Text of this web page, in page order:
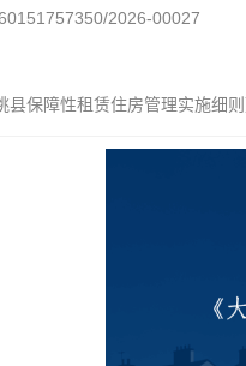
2026-00027
保障性租赁住房管理实施细